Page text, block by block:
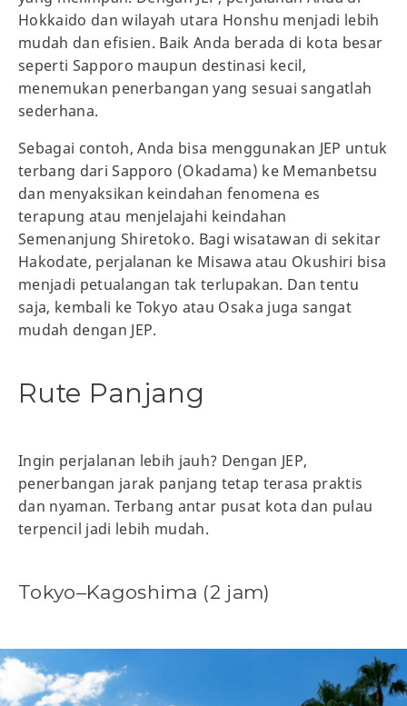
Hokkaido dan wilayah utara Honshu menjadi lebih
mudah dan efisien. Baik Anda berada di kota besar
seperti Sapporo maupun destinasi kecil,
menemukan penerbangan yang sesuai sangatlah
sederhana.
Sebagai contoh, Anda bisa menggunakan JEP untuk
terbang dari Sapporo (Okadama) ke Memanbetsu
dan menyaksikan keindahan fenomena es
terapung atau menjelajahi keindahan
Semenanjung Shiretoko. Bagi wisatawan di sekitar
Hakodate, perjalanan ke Misawa atau Okushiri bisa
menjadi petualangan tak terlupakan. Dan tentu
saja, kembali ke Tokyo atau Osaka juga sangat
mudah dengan JEP.
Rute Panjang
Ingin perjalanan lebih jauh? Dengan JEP,
penerbangan jarak panjang tetap terasa praktis
dan nyaman. Terbang antar pusat kota dan pulau
terpencil jadi lebih mudah.
Tokyo–Kagoshima (2 jam)